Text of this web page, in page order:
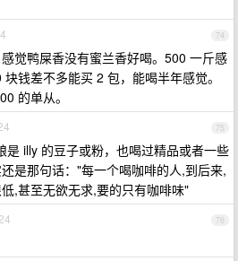
74
觉鸭屎香没有蜜兰香好喝。500 一斤感
钱差不多能买 2 包，能喝半年感觉。
的单从。
75
是 illy 的豆子或粉，也喝过精品或者一些
是那句话："每一个喝咖啡的人,到后来,
,甚至无欲无求,要的只有咖啡味"
76